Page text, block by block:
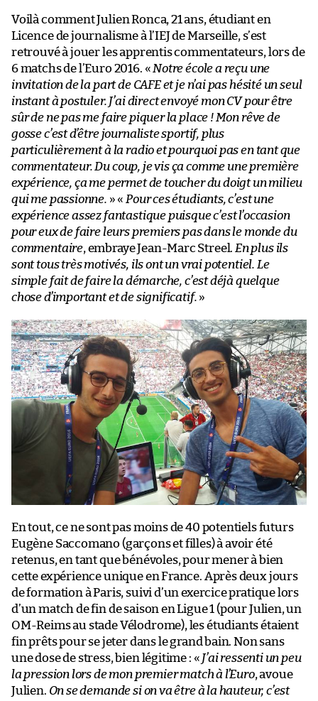
Voilà comment Julien Ronca, 21 ans, étudiant en
Licence de journalisme à l’IEJ de Marseille, s’est
retrouvé à jouer les apprentis commentateurs, lors de
6 matchs de l’Euro 2016. « Notre école a reçu une
invitation de la part de CAFE et je n’ai pas hésité un seul
instant à postuler. J’ai direct envoyé mon CV pour être
sûr de ne pas me faire piquer la place ! Mon rêve de
gosse c’est d’être journaliste sportif, plus
particulièrement à la radio et pourquoi pas en tant que
commentateur. Du coup, je vis ça comme une première
expérience, ça me permet de toucher du doigt un milieu
qui me passionne. » « Pour ces étudiants, c’est une
expérience assez fantastique puisque c’est l’occasion
pour eux de faire leurs premiers pas dans le monde du
commentaire, embraye Jean-Marc Streel. En plus ils
sont tous très motivés, ils ont un vrai potentiel. Le
simple fait de faire la démarche, c’est déjà quelque
chose d’important et de significatif. »
En tout, ce ne sont pas moins de 40 potentiels futurs
Eugène Saccomano (garçons et filles) à avoir été
retenus, en tant que bénévoles, pour mener à bien
cette expérience unique en France. Après deux jours
de formation à Paris, suivi d’un exercice pratique lors
d’un match de fin de saison en Ligue 1 (pour Julien, un
OM-Reims au stade Vélodrome), les étudiants étaient
fin prêts pour se jeter dans le grand bain. Non sans
une dose de stress, bien légitime : « J’ai ressenti un peu
la pression lors de mon premier match à l’Euro, avoue
Julien. On se demande si on va être à la hauteur, c’est